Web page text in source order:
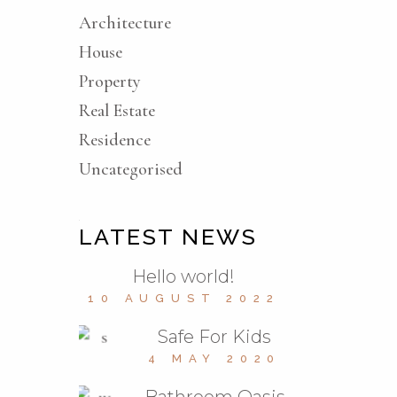
Architecture
House
Property
Real Estate
Residence
Uncategorised
LATEST NEWS
Hello world!
10 AUGUST 2022
Safe For Kids
4 MAY 2020